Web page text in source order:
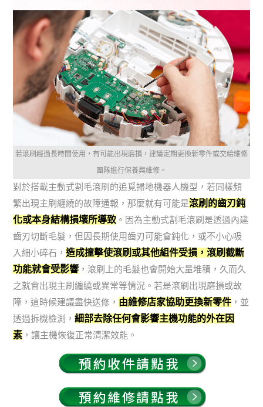
若滾刷經過長時間使用，有可能出現磨損，建議定期更換新零件或交給維修
團隊進行保養與維修。
對於搭載主動式割毛滾刷的追覓掃地機器人機型，若同樣頻
繁出現主刷纏繞的故障通報，那麼就有可能是滾刷的齒刃鈍
化或本身結構損壞所導致 。因為主動式割毛滾刷是透過內建
齒刃切斷毛髮，但因長期使用齒刃可能會鈍化，或不小心吸
入細小碎石，造成撞擊使滾刷或其他組件受損，滾刷截斷
功能就會受影響 ，滾刷上的毛髮也會開始大量堆積，久而久
之就會出現主刷纏繞或異常等情況。若是滾刷出現磨損或故
障，這時候建議盡快送修， 由維修店家協助更換新零件 ，並
透過拆機檢測，細部去除任何會影響主機功能的外在因
素 ，讓主機恢復正常清潔效能。